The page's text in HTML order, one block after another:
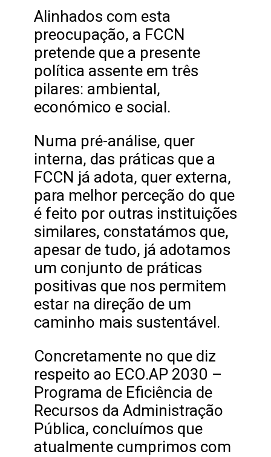
Alinhados com esta
preocupação, a FCCN
pretende que a presente
política assente em três
pilares: ambiental,
económico e social.
Numa pré-análise, quer
interna, das práticas que a
FCCN já adota, quer externa,
para melhor perceção do que
é feito por outras instituições
similares, constatámos que,
apesar de tudo, já adotamos
um conjunto de práticas
positivas que nos permitem
estar na direção de um
caminho mais sustentável.
Concretamente no que diz
respeito ao ECO.AP 2030 –
Programa de Eficiência de
Recursos da Administração
Pública, concluímos que
atualmente cumprimos com